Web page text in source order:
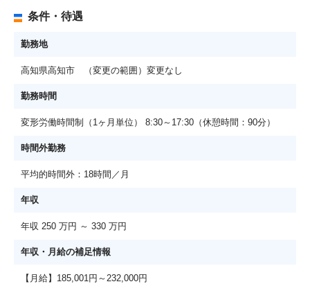
条件・待遇
勤務地
高知県高知市 （変更の範囲）変更なし
勤務時間
変形労働時間制（1ヶ月単位） 8:30～17:30（休憩時間：90分）
時間外勤務
平均的時間外：18時間／月
年収
年収 250 万円 ～ 330 万円
年収・月給の補足情報
【月給】185,001円～232,000円